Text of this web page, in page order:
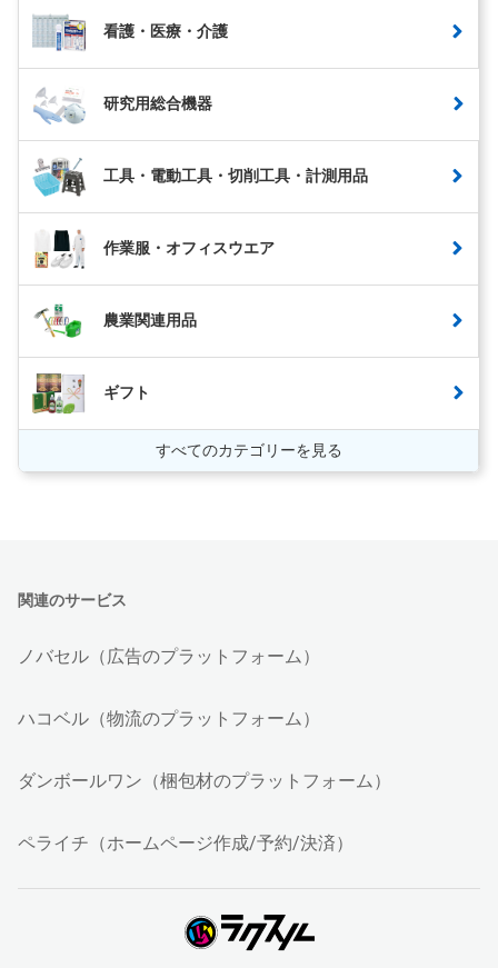
看護・医療・介護
研究用総合機器
工具・電動工具・切削工具・計測用品
作業服・オフィスウエア
農業関連用品
ギフト
すべてのカテゴリーを見る
関連のサービス
ノバセル（広告のプラットフォーム）
ハコベル（物流のプラットフォーム）
ダンボールワン（梱包材のプラットフォーム）
ペライチ（ホームページ作成/予約/決済）